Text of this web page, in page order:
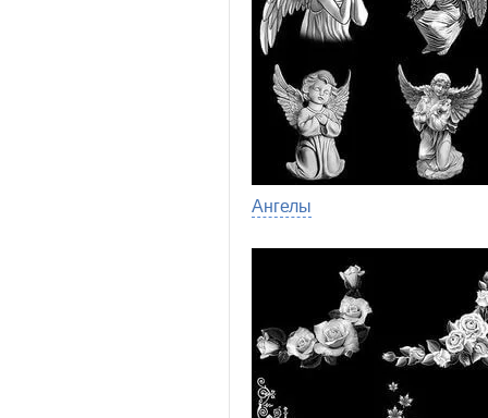
Ангелы